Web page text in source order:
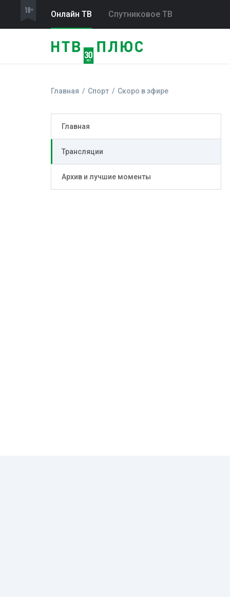
Онлайн ТВ Спутниковое ТВ
Главная Спорт Скоро в эфире
Главная
Трансляции
Архив и лучшие моменты